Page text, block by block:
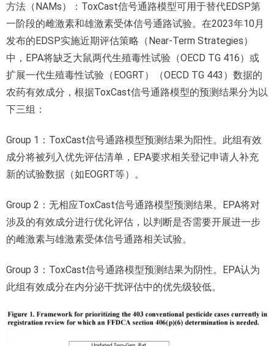
方法（NAMs）：ToxCast信号通路模型可用于替代EDSP第
一阶段的雌激素和雄激素受体信号通路试验。在2023年10月
发布的EDSP实施近期评估策略（Near-Term Strategies）
中，EPA将缺乏大鼠两代生殖毒性试验（OECD TG 416）或
扩展一代生殖毒性试验（EOGRT）（OECD TG 443）数据的
农药有效成分，根据ToxCast信号通路模型的预测结果分为以
下三组：
Group 1：ToxCast信号通路模型预测结果为阳性。此组有效
成分将被列入优先评估清单，EPA要求相关登记申请人补充
新的试验数据（如EOGRT等）。
Group 2：无相应ToxCast信号通路模型预测结果。EPA将对
涉及的有效成分进行优化评估，以判断是否需要开展进一步
的雌激素与雄激素受体信号通路相关试验。
Group 3：ToxCast信号通路模型预测结果为阴性。EPA认为
此组有效成分在内分泌干扰评估中的优先级较低。